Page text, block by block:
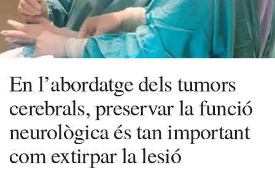
En l’abordatge dels tumors
cerebrals, preservar la funció
neurològica és tan important
com extirpar la lesió